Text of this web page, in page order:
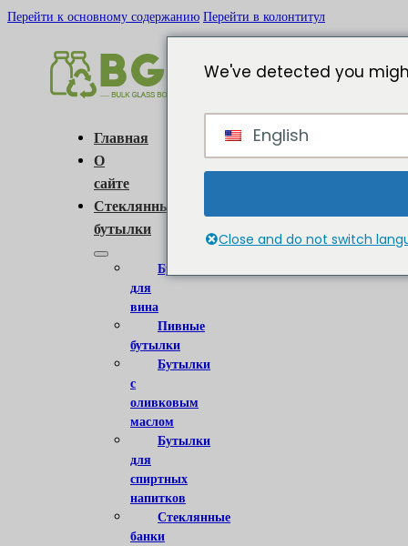
Перейти к основному содержанию Перейти в колонтитул
Главная
О
сайте
Стеклянные
бутылки
Бутылки
для
вина
Пивные
бутылки
Бутылки
с
оливковым
маслом
Бутылки
для
спиртных
напитков
Стеклянные
банки
We've detected you
English
Close and do not switch